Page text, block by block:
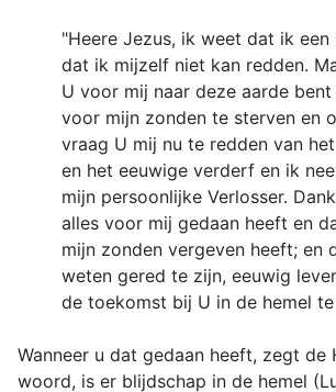
"Heere Jezus, ik weet dat ik een
dat ik mijzelf niet kan redden.
U voor mij naar deze aarde
voor mijn zonden te sterven en
vraag U mij nu te redden van
en het eeuwige verderf en ik
mijn persoonlijke Verlosser.
alles voor mij gedaan heeft en
mijn zonden vergeven heeft; en
weten gered te zijn, eeuwig
de toekomst bij U in de hemel te
Wanneer u dat gedaan heeft, zegt de
woord, is er blijdschap in de hemel